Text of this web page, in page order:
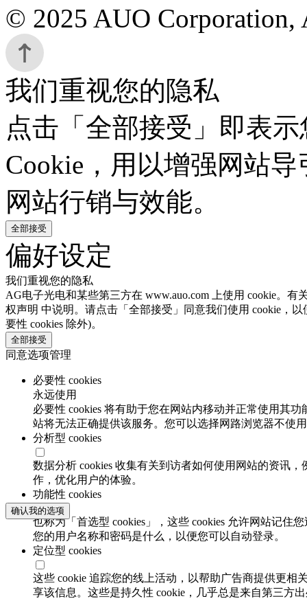
© 2025 AUO Corporation,
我们重视您的隐私
点击「全部接受」即表
Cookie，用以增强网站
网站行销与效能。
全部接受
偏好设定
我们重视您的隐私
AG电子光电和某些第三方在 www.auo.com 上使用 cookie。
权声明 中说明。请点击「全部接受」同意我们使用 cookie，
要性 cookies 除外)。
全部接受
同意选项管理
必要性 cookies
永远使用
必要性 cookies 将有助于您在网站内移动并正常使用其
站将无法正确提供该服务。您可以选择网路浏览器不使
分析型 cookies
数据分析 cookies 收集有关到访者如何使用网站的资讯
作，优化用户的体验。
功能性 cookies
也称为「首选型 cookies」，这些 cookies 允许网站记
您的用户名称和密码是什么，以便您可以自动登录。
定位型 cookies
这些 cookie 追踪您的线上活动，以帮助广告商提供更相
享该信息。这些是持久性 cookie，几乎总是来自第三方
确认我的选项